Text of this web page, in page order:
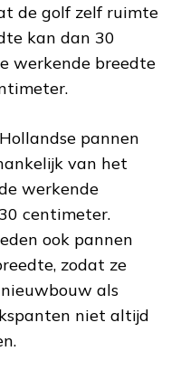
de golf zelf ruimte
kan dan 30
werkende breedte
pannen
van het
werkende
centimeter.
ook pannen
zodat ze
als
niet altijd